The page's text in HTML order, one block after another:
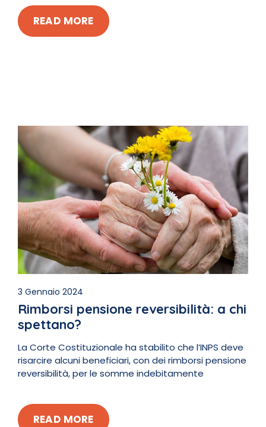
READ MORE
3 Gennaio 2024
Rimborsi pensione reversibilità: a chi
spettano?
La Corte Costituzionale ha stabilito che l’INPS deve
risarcire alcuni beneficiari, con dei rimborsi pensione
reversibilità, per le somme indebitamente
READ MORE